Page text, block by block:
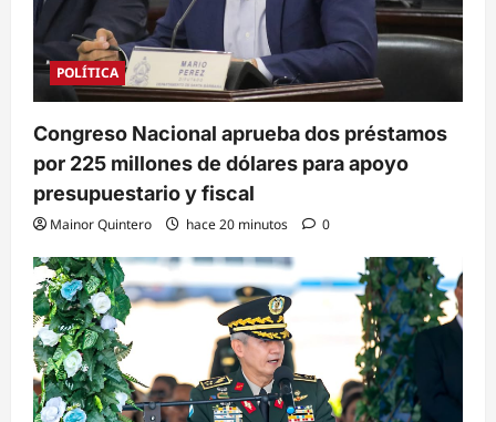
POLÍTICA
Congreso Nacional aprueba dos préstamos
por 225 millones de dólares para apoyo
presupuestario y fiscal
Mainor Quintero hace 20 minutos 0